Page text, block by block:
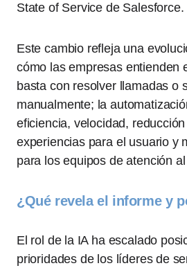
State of Service de Salesforce.
Este cambio refleja una
cómo las empresas entienden
basta con resolver llamadas o
manualmente; la
eficiencia, velocidad,
experiencias para el usuario y
para los equipos de atención
¿Qué revela el informe y
El rol de la IA ha escalado
prioridades de los líderes de